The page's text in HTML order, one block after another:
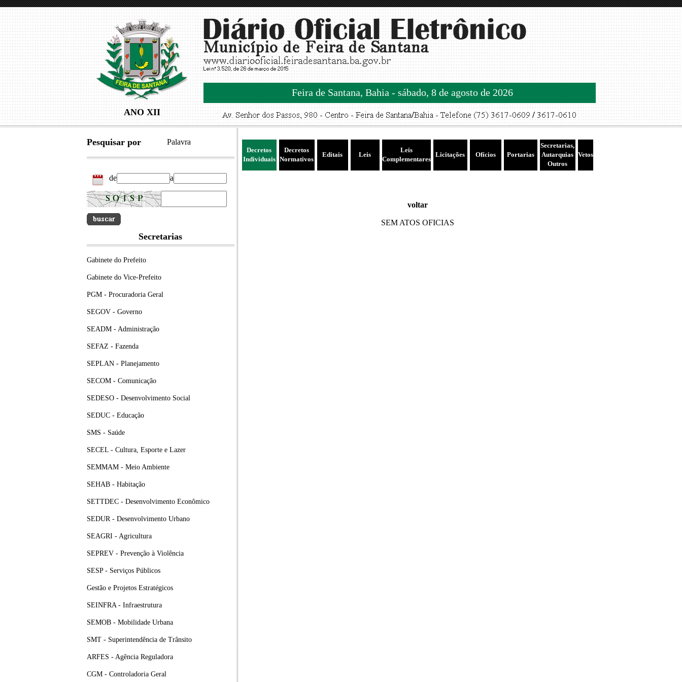
ANO XII
Feira de Santana, Bahia - sábado, 8 de agosto de 2026
Pesquisar por Palavra
de a
Secretarias
Gabinete do Prefeito
Gabinete do Vice-Prefeito
PGM - Procuradoria Geral
SEGOV - Governo
SEADM - Administração
SEFAZ - Fazenda
SEPLAN - Planejamento
SECOM - Comunicação
SEDESO - Desenvolvimento Social
SEDUC - Educação
SMS - Saúde
SECEL - Cultura, Esporte e Lazer
SEMMAM - Meio Ambiente
SEHAB - Habitação
SETTDEC - Desenvolvimento Econômico
SEDUR - Desenvolvimento Urbano
SEAGRI - Agricultura
SEPREV - Prevenção à Violência
SESP - Serviços Públicos
Gestão e Projetos Estratégicos
SEINFRA - Infraestrutura
SEMOB - Mobilidade Urbana
SMT - Superintendência de Trânsito
ARFES - Agência Reguladora
CGM - Controladoria Geral
Decretos
Individuais
Decretos
Normativos
Editais Leis
Leis
Complementares
Licitações Ofícios Portarias
Secretarias,
Autarquias
Outros
Vetos
voltar
SEM ATOS OFICIAS